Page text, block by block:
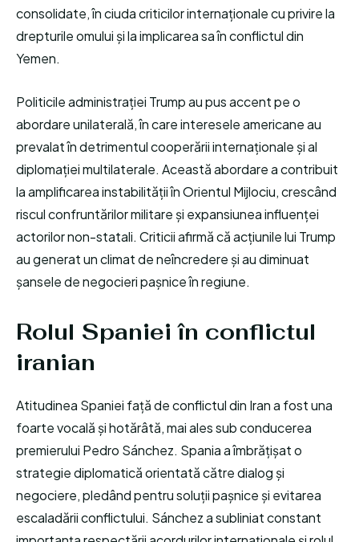
consolidate, în ciuda criticilor internaționale cu privire la
drepturile omului și la implicarea sa în conflictul din
Yemen.
Politicile administrației Trump au pus accent pe o
abordare unilaterală, în care interesele americane au
prevalat în detrimentul cooperării internaționale și al
diplomației multilaterale. Această abordare a contribuit
la amplificarea instabilității în Orientul Mijlociu, crescând
riscul confruntărilor militare și expansiunea influenței
actorilor non-statali. Criticii afirmă că acțiunile lui Trump
au generat un climat de neîncredere și au diminuat
șansele de negocieri pașnice în regiune.
Rolul Spaniei în conflictul
iranian
Atitudinea Spaniei față de conflictul din Iran a fost una
foarte vocală și hotărâtă, mai ales sub conducerea
premierului Pedro Sánchez. Spania a îmbrățișat o
strategie diplomatică orientată către dialog și
negociere, pledând pentru soluții pașnice și evitarea
escaladării conflictului. Sánchez a subliniat constant